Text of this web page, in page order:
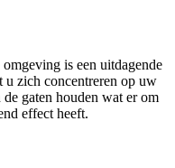
is een uitdagende
zich concentreren op uw
gaten houden wat er om
effect heeft.